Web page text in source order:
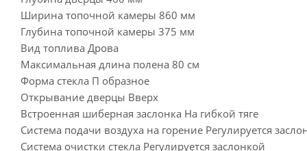
Ширина топочной камеры 860 мм
Глубина топочной камеры 375 мм
Вид топлива Дрова
Максимальная длина полена 80 см
Форма стекла П образное
Открывание дверцы Вверх
Встроенная шиберная заслонка На гибкой тяге
Система подачи воздуха на горение Регулируется
Система очистки стекла Регулируется заслонкой